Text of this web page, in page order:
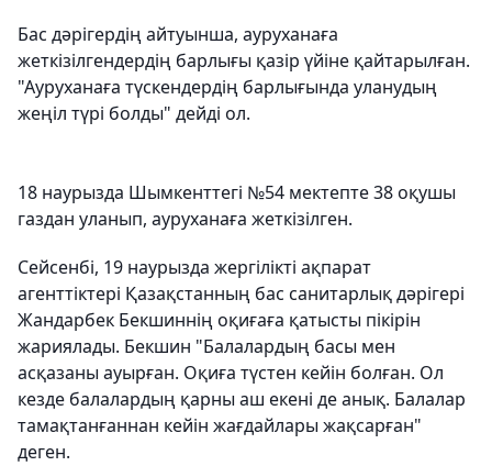
Бас дәрігердің айтуынша, ауруханаға
жеткізілгендердің барлығы қазір үйіне қайтарылған.
"Ауруханаға түскендердің барлығында уланудың
жеңіл түрі болды" дейді ол.
18 наурызда Шымкенттегі №54 мектепте 38 оқушы
газдан уланып, ауруханаға жеткізілген.
Сейсенбі, 19 наурызда жергілікті ақпарат
агенттіктері Қазақстанның бас санитарлық дәрігері
Жандарбек Бекшиннің оқиғаға қатысты пікірін
жариялады. Бекшин "Балалардың басы мен
асқазаны ауырған. Оқиға түстен кейін болған. Ол
кезде балалардың қарны аш екені де анық. Балалар
тамақтанғаннан кейін жағдайлары жақсарған"
деген.